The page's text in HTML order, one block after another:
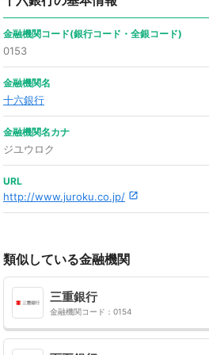
金融機関コード(銀行コード・全銀コード)
0153
金融機関名
十六銀行
金融機関名カナ
ジユウロク
URL
http://www.juroku.co.jp/
類似している金融機関
三重銀行
金融機関コード：0154